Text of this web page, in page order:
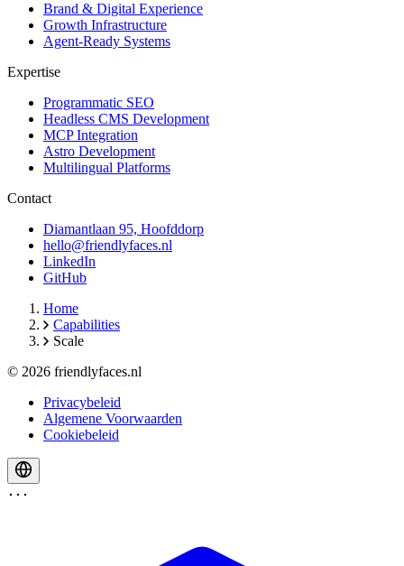
Brand & Digital Experience
Growth Infrastructure
Agent-Ready Systems
Expertise
Programmatic SEO
Headless CMS Development
MCP Integration
Astro Development
Multilingual Platforms
Contact
Diamantlaan 95, Hoofddorp
hello@friendlyfaces.nl
LinkedIn
GitHub
Home
Capabilities
Scale
© 2026 friendlyfaces.nl
Privacybeleid
Algemene Voorwaarden
Cookiebeleid